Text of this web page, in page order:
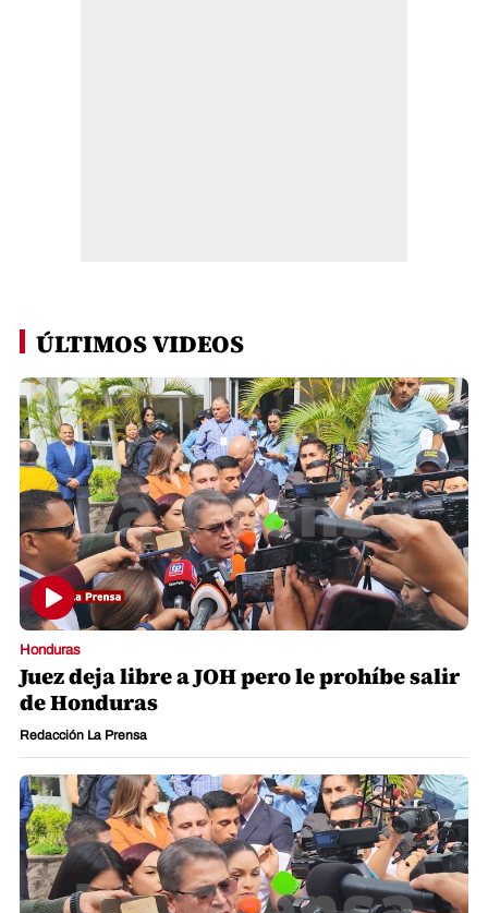
ÚLTIMOS VIDEOS
Honduras
Juez deja libre a JOH pero le prohíbe salir
de Honduras
Redacción La Prensa